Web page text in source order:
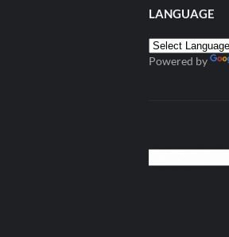
LANGUAGE
Powered by